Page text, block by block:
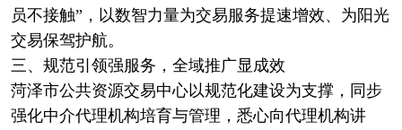
员不接触”，以数智力量为交易服务提速增效、为阳光
交易保驾护航。
三、规范引领强服务，全域推广显成效
菏泽市公共资源交易中心以规范化建设为支撑，同步
强化中介代理机构培育与管理，悉心向代理机构讲